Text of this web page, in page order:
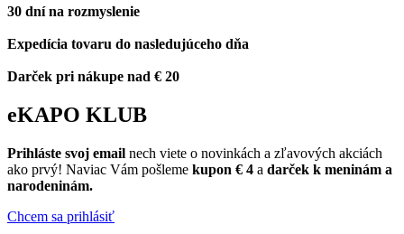
30 dní na rozmyslenie
Expedícia tovaru do nasledujúceho dňa
Darček pri nákupe nad € 20
eKAPO KLUB
Prihláste svoj email nech viete o novinkách a zľavových akciách
ako prvý! Naviac Vám pošleme kupon € 4 a darček k meninám a
narodeninám.
Chcem sa prihlásiť